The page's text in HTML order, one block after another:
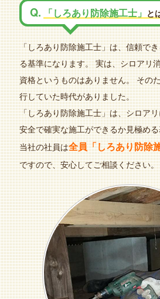
Q. 「しろあり防除施工士」 と
「しろあり防除施工士」は、信頼で
る基準になります。実は、シロアリ消毒を行うのに必須の
資格というものはありません。そのため、悪質な業者が横
行していた時代がありました。
「しろあり防除施工士」は、シロア
安全で確実な施工ができるか見極め
当社の社員は全員「しろあり防除
ですので、安心してご相談ください。